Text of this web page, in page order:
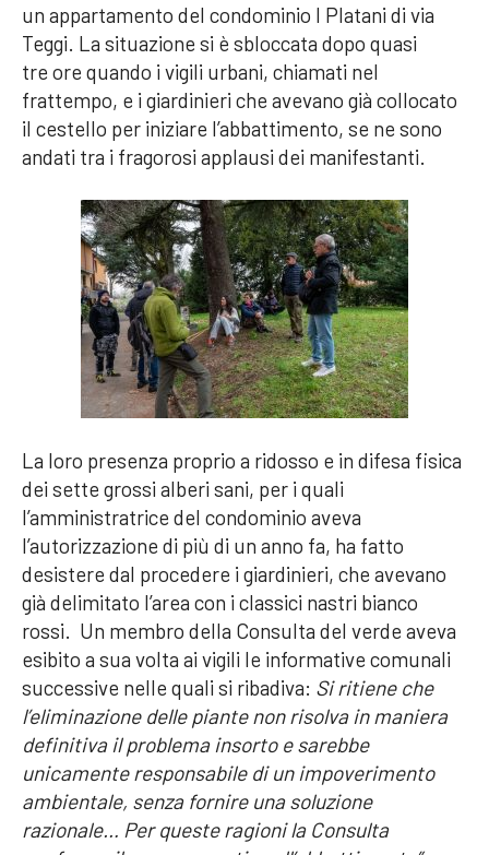
un appartamento del condominio I Platani di via
Teggi. La situazione si è sbloccata dopo quasi
tre ore quando i vigili urbani, chiamati nel
frattempo, e i giardinieri che avevano già collocato
il cestello per iniziare l’abbattimento, se ne sono
andati tra i fragorosi applausi dei manifestanti.
La loro presenza proprio a ridosso e in difesa fisica
dei sette grossi alberi sani, per i quali
l’amministratrice del condominio aveva
l’autorizzazione di più di un anno fa, ha fatto
desistere dal procedere i giardinieri, che avevano
già delimitato l’area con i classici nastri bianco
rossi. Un membro della Consulta del verde aveva
esibito a sua volta ai vigili le informative comunali
successive nelle quali si ribadiva: Si ritiene che
l’eliminazione delle piante non risolva in maniera
definitiva il problema insorto e sarebbe
unicamente responsabile di un impoverimento
ambientale, senza fornire una soluzione
razionale… Per queste ragioni la Consulta